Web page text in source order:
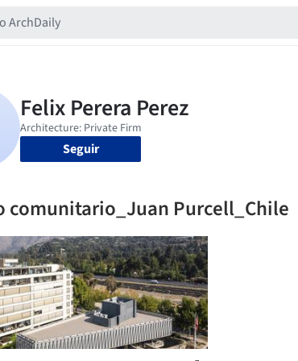
Seguir
comunitario_Juan Purcell_Chile